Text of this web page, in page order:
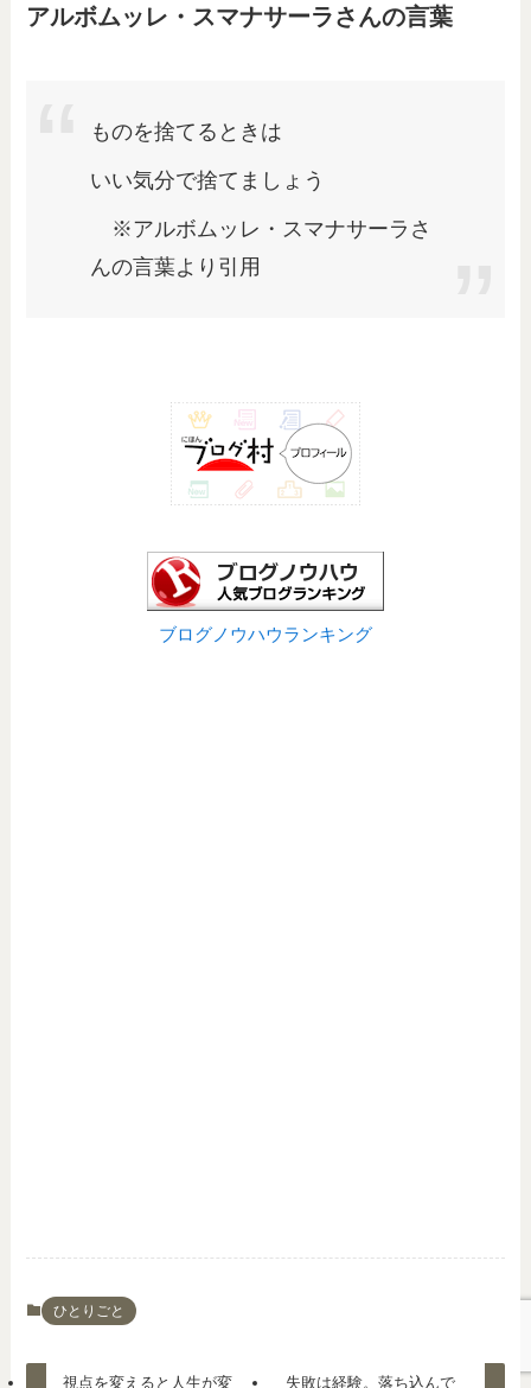
アルボムッレ・スマナサーラさんの言葉
ものを捨てるときは
いい気分で捨てましょう
※アルボムッレ・スマナサーラさ
んの言葉より引用
ブログノウハウランキング
ひとりごと
視点を変えると人生が変 失敗は経験。落ち込んで